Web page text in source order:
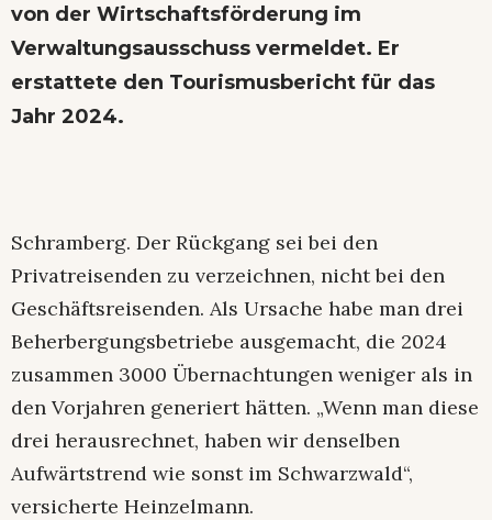
von der Wirtschaftsförderung im
Verwaltungsausschuss vermeldet. Er
erstattete den Tourismusbericht für das
Jahr 2024.
Schramberg. Der Rückgang sei bei den
Privatreisenden zu verzeichnen, nicht bei den
Geschäftsreisenden. Als Ursache habe man drei
Beherbergungsbetriebe ausgemacht, die 2024
zusammen 3000 Übernachtungen weniger als in
den Vorjahren generiert hätten. „Wenn man diese
drei herausrechnet, haben wir denselben
Aufwärtstrend wie sonst im Schwarzwald“,
versicherte Heinzelmann.